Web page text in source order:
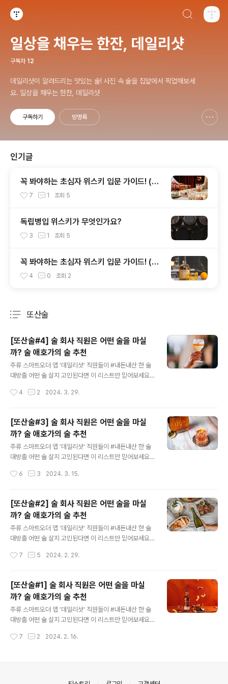
일상을 채우는 한잔, 데일리샷
구독자 12
데일리샷이 알려드리는 맛있는 술! 사진 속 술을 집앞에서 픽업해보세
요. 일상을 채우는 한잔, 데일리샷
구독하기 방명록
인기글
꼭 봐야하는 초심자 위스키 입문 가이드! (입
문용 위스키 추천, 도움 되는 위스키 기초 상
7 1 조회 5
독립병입 위스키가 무엇인가요?
3 1 조회 5
꼭 봐야하는 초심자 위스키 입문 가이드! (입
문용 위스키 추천, 도움 되는 위스키 기초 상
4 0 조회 2
또산술
[또산술#4] 술 회사 직원은 어떤 술을 마실
까? 술 애호가의 술 추천
주류 스마트오더 앱 '데일리샷' 직원들이 #내돈내산 한 술
대방출 어떤 술 살지 고민된다면 이 리스트만 믿어보세요.
다. 데일리샷 직원들은 데일리샷 유저들을 위해서 일을 하
일리샷으로 술을 구입하는 무한굴레에 빠져버렸죠. 직원들
도 사랑하는 어플 '데일리샷'에서 재구입을 무한대로 부른
#찐추천템을 모아서 소개합니다. 세종 듀퐁 Saison Dup
ont 자타공인 미酒가 비즈니스 매니저 규동의 추천 20살
때 부족한 용돈 쪼개가면서 맥주의 세계를 탐닉할 때 접했
이라는 스타일을 알게 되었고 깊이 팠는데 돌고 돌아 클래
4 2 2024. 3. 29.
[또산술#3] 술 회사 직원은 어떤 술을 마실
까? 술 애호가의 술 추천
주류 스마트오더 앱 '데일리샷' 직원들이 #내돈내산 한 술
대방출 어떤 술 살지 고민된다면 이 리스트만 믿어보세요.
다. 데일리샷 직원들은 데일리샷 유저들을 위해서 일을 하
일리샷으로 술을 구입하는 무한굴레에 빠져버렸죠. 직원들
도 사랑하는 어플 '데일리샷'에서 재구입을 무한대로 부른
#찐추천템을 모아서 소개합니다. 1792 스몰 배치 1792
Small Batch 데일리샷 CTO 희재의 추천 지금은 애매해
졌지만 예전 가격인 6만원 대에서 쉽게 느낄 수 없는 바닐
적당했고, 에어링 되면서 바닐라향이 옅어지고 다른 풍미
6 3 2024. 3. 15.
[또산술#2] 술 회사 직원은 어떤 술을 마실
까? 술 애호가의 술 추천
주류 스마트오더 앱 '데일리샷' 직원들이 #내돈내산 한 술
대방출 어떤 술 살지 고민된다면 이 리스트만 믿어보세요.
다. 데일리샷 직원들은 데일리샷 유저들을 위해서 일을 하
일리샷으로 술을 구입하는 무한굴레에 빠져버렸죠. 직원들
도 사랑하는 어플 '데일리샷'에서 재구입을 무한대로 부른
#찐추천템을 모아서 소개합니다. 클라우디 베이 소비뇽 블
랑 Cloudy Bay Sauvignon Blanc 데일리샷의 큰손 리
드 마케터 세이의 추천 바에서 마셔보고 반한 뒤로 괜찮은
뉴질랜드 말보로 쇼블이야 믿고 마시는 것이니 맛있는 것
7 5 2024. 2. 29.
[또산술#1] 술 회사 직원은 어떤 술을 마실
까? 술 애호가의 술 추천
주류 스마트오더 앱 '데일리샷' 직원들이 #내돈내산 한 술
대방출 어떤 술 살지 고민된다면 이 리스트만 믿어보세요.
다. 데일리샷 직원들은 데일리샷 유저들을 위해서 일을 하
#찐추천템을 모아서 소개합니다. 탐나불린 셰리 캐스크 T
7 2 2024. 2. 16.